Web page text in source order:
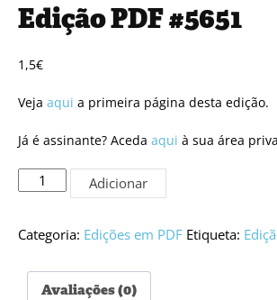
Edição PDF #5651
1,5€
Veja aqui a primeira página desta edição.
Já é assinante? Aceda aqui à sua área
Quantidade
de
PDF
Adicionar
Categoria: Edições em PDF Etiqueta:
Avaliações (0)